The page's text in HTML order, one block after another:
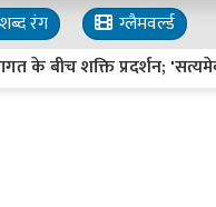
शब्द रंग
ग्लैमवर्ल्ड
प्रदर्शन; 'सत्यमेव जयते'